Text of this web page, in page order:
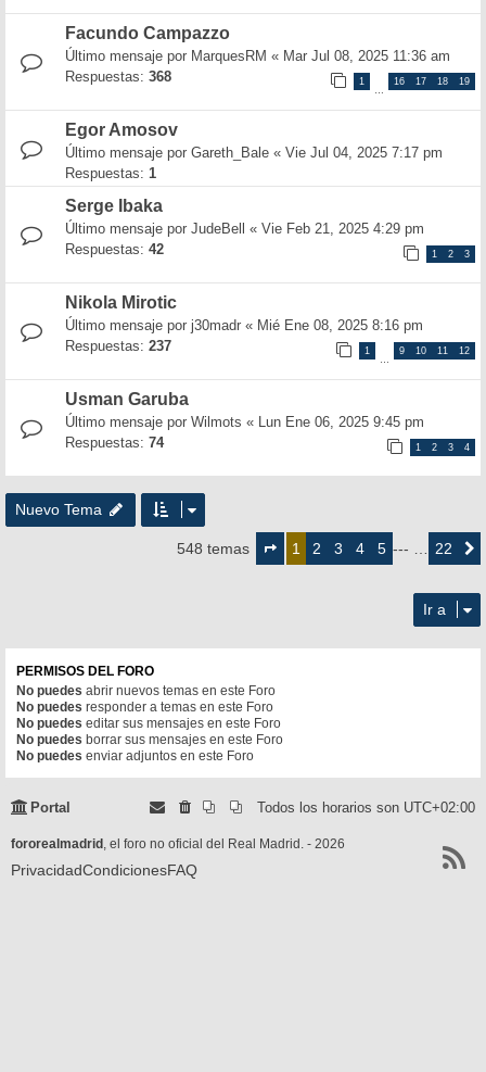
Facundo Campazzo
Último mensaje por MarquesRM « Mar Jul 08, 2025 11:36 am
Respuestas: 368 1
…
16 17 18 19
Egor Amosov
Último mensaje por Gareth_Bale « Vie Jul 04, 2025 7:17 pm
Respuestas: 1
Serge Ibaka
Último mensaje por JudeBell « Vie Feb 21, 2025 4:29 pm
Respuestas: 42 1 2 3
Nikola Mirotic
Último mensaje por j30madr « Mié Ene 08, 2025 8:16 pm
Respuestas: 237 1
…
9 10 11 12
Usman Garuba
Último mensaje por Wilmots « Lun Ene 06, 2025 9:45 pm
Respuestas: 74 1 2 3 4
Nuevo Tema
548 temas
de
1 2 3 4 5 --- … 22
Ir a
PERMISOS DEL FORO
No puedes abrir nuevos temas en este Foro
No puedes responder a temas en este Foro
No puedes editar sus mensajes en este Foro
No puedes borrar sus mensajes en este Foro
No puedes enviar adjuntos en este Foro
Portal Todos los horarios son UTC+02:00
fororealmadrid , el foro no oficial del Real Madrid. - 2026
PrivacidadCondicionesFAQ